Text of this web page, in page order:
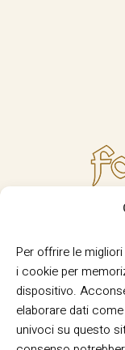
Per offrire le
i cookie per
dispositivo.
elaborare dati
univoci su questo